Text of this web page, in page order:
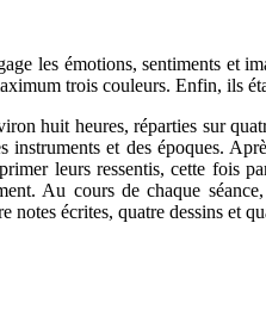
les émotions, sentiments
trois couleurs. Enfin, ils
huit heures, réparties sur
et des époques.
leurs ressentis, cette fois
Au cours de chaque
écrites, quatre dessins et